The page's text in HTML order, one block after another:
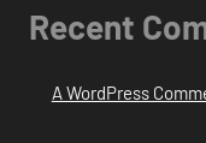
Recent
A WordPress